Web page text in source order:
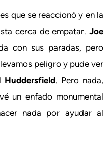
que se reaccionó y en la
cerca de empatar. Joe
con sus paradas, pero
peligro y pude ver
Huddersfield. Pero nada,
un enfado monumental
nada por ayudar al